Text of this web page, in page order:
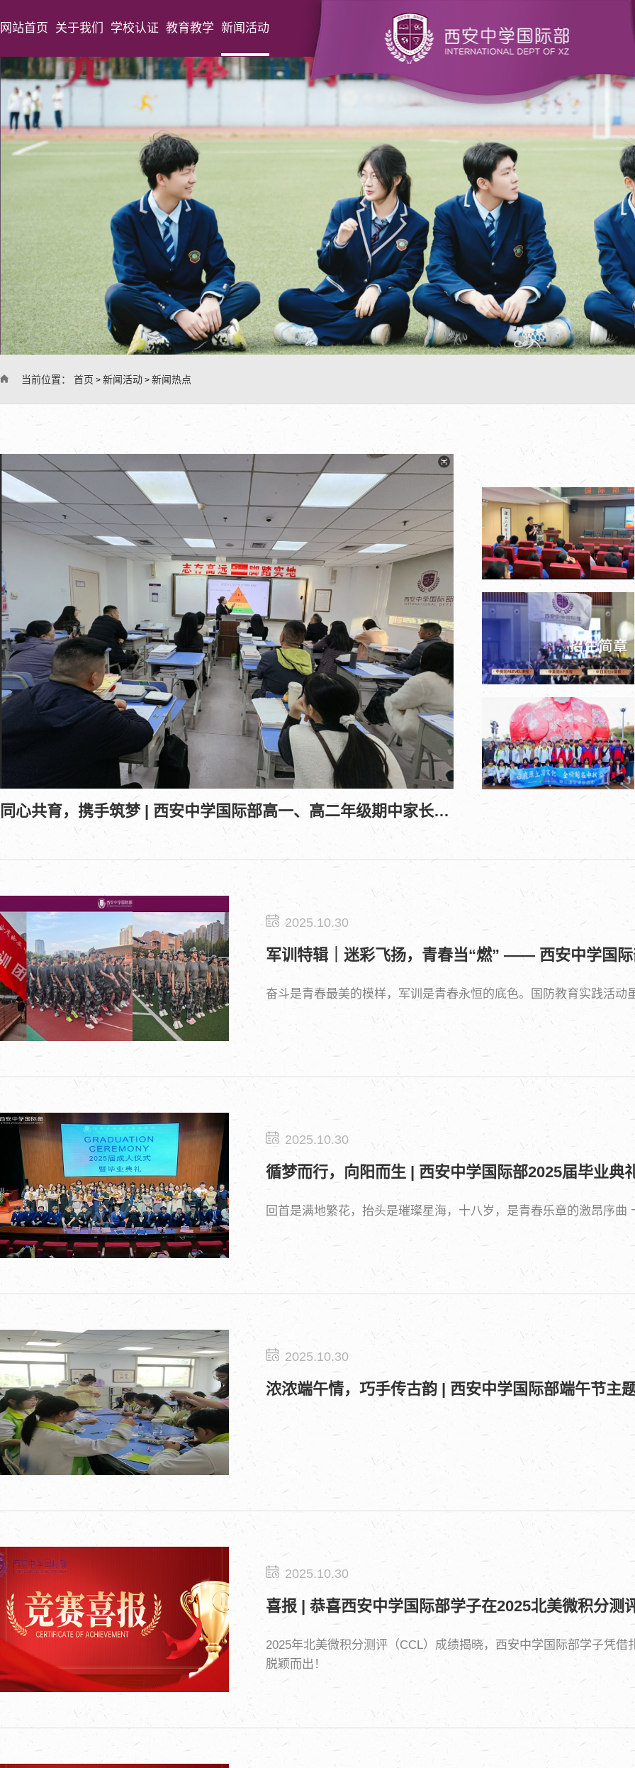
网站首页 关于我们 学校认证 教育教学 新闻活动
当前位置： 首页 > 新闻活动 > 新闻热点
同心共育，携手筑梦 | 西安中学国际部高一、高二年级期中家长会回顾
2025.10.30
军训特辑｜迷彩飞扬，青春当“燃” —— 西安中学国
奋斗是青春最美的模样，军训是青春永恒的底色。国防教育实践活动
2025.10.30
循梦而行，向阳而生 | 西安中学国际部2025届毕业典
回首是满地繁花，抬头是璀璨星海，十八岁，是青春乐章的激昂序曲
2025.10.30
浓浓端午情，巧手传古韵 | 西安中学国际部端午节主
2025.10.30
喜报 | 恭喜西安中学国际部学子在2025北美微积分测
2025年北美微积分测评（CCL）成绩揭晓，西安中学国际部学子凭
脱颖而出！